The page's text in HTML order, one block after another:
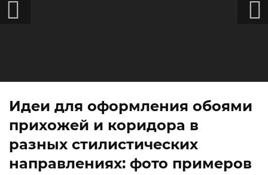
Идеи для оформления обоями
прихожей и коридора в
разных стилистических
направлениях: фото примеров